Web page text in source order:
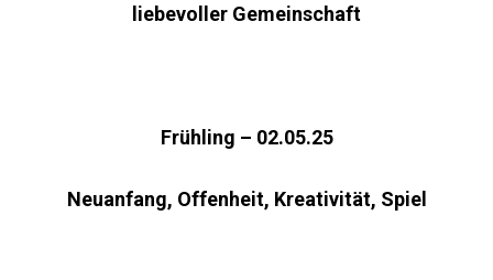
liebevoller Gemeinschaft
Frühling – 02.05.25
Neuanfang, Offenheit, Kreativität, Spiel